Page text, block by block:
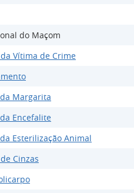
do Maçom
Vítima de Crime
Margarita
Encefalite
Esterilização Animal
Cinzas